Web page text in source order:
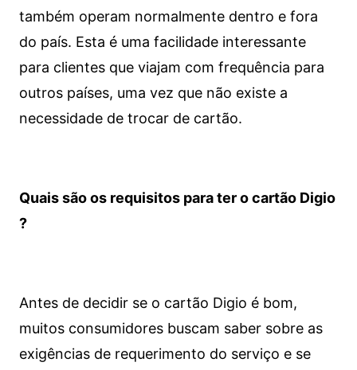
também operam normalmente dentro e fora
do país. Esta é uma facilidade interessante
para clientes que viajam com frequência para
outros países, uma vez que não existe a
necessidade de trocar de cartão.
Quais são os requisitos para ter o cartão Digio
?
Antes de decidir se o cartão Digio é bom,
muitos consumidores buscam saber sobre as
exigências de requerimento do serviço e se